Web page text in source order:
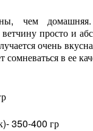
чем
просто и
очень
сомневаться в ее
350-400 гр